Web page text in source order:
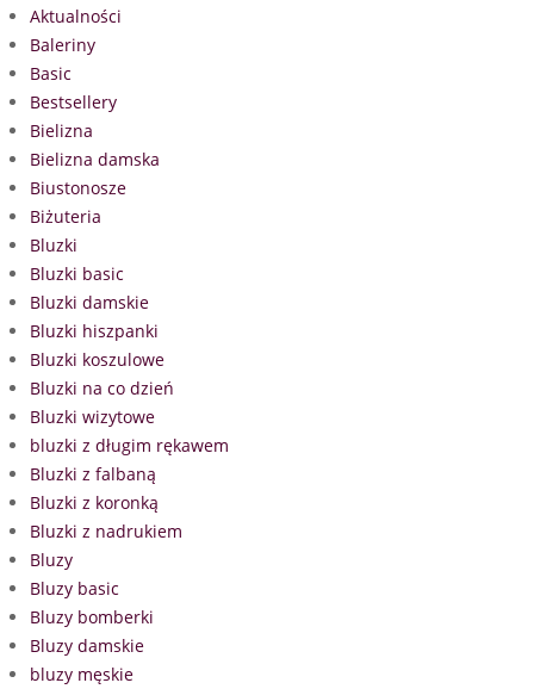
Aktualności
Baleriny
Basic
Bestsellery
Bielizna
Bielizna damska
Biustonosze
Biżuteria
Bluzki
Bluzki basic
Bluzki damskie
Bluzki hiszpanki
Bluzki koszulowe
Bluzki na co dzień
Bluzki wizytowe
bluzki z długim rękawem
Bluzki z falbaną
Bluzki z koronką
Bluzki z nadrukiem
Bluzy
Bluzy basic
Bluzy bomberki
Bluzy damskie
bluzy męskie